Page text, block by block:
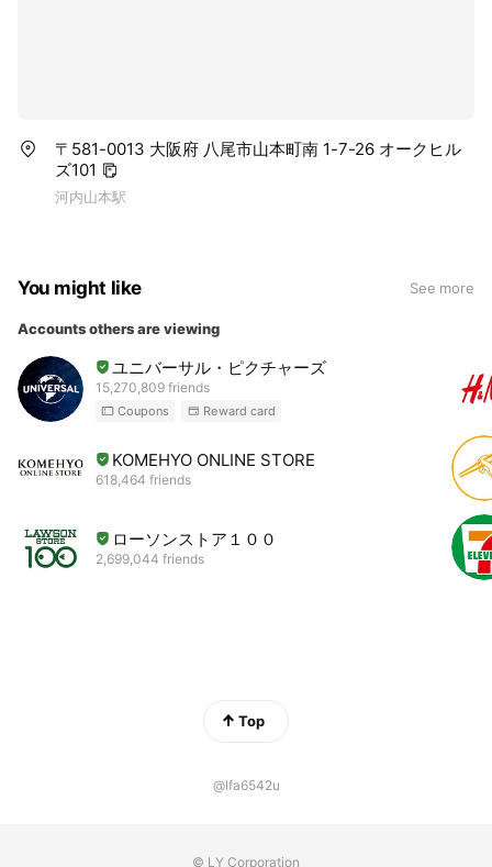
〒581-0013 大阪府 八尾市山本町南 1-7-26 オークヒル
ズ101
河内山本駅
You might like See more
Accounts others are viewing
ユニバーサル・ピクチャーズ
15,270,809 friends
Coupons Reward card
KOMEHYO ONLINE STORE
618,464 friends
ローソンストア１００
2,699,044 friends
Top
@lfa6542u
© LY Corporation